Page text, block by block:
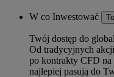
W co Inwestować
Twój dostęp do
Od tradycyjnych
po kontrakty CFD
najlepiej pasują do